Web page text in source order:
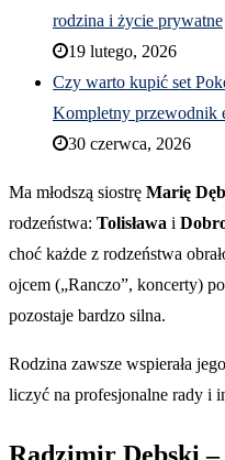
rodzina i życie prywatne
19 lutego, 2026
Czy warto kupić set
Kompletny przewodnik
30 czerwca, 2026
Ma młodszą siostrę Marię
rodzeństwa: Tolisława i
choć każde z rodzeństwa
ojcem („Ranczo”, koncerty)
pozostaje bardzo silna.
Rodzina zawsze wspierała
liczyć na profesjonalne rady i